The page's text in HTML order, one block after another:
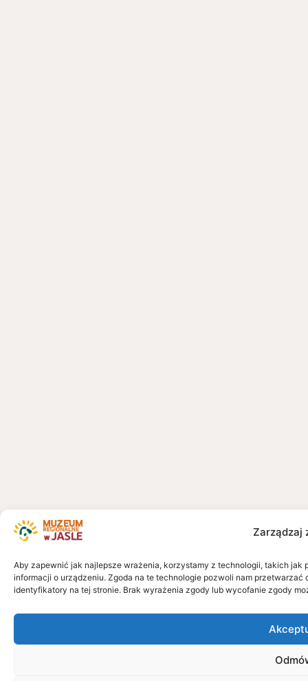
Zarządzaj
Aby zapewnić jak najlepsze wrażenia, korzystamy z technologii, takich
informacji o urządzeniu. Zgoda na te technologie pozwoli nam
identyfikatory na tej stronie. Brak wyrażenia zgody lub wycofanie zgody